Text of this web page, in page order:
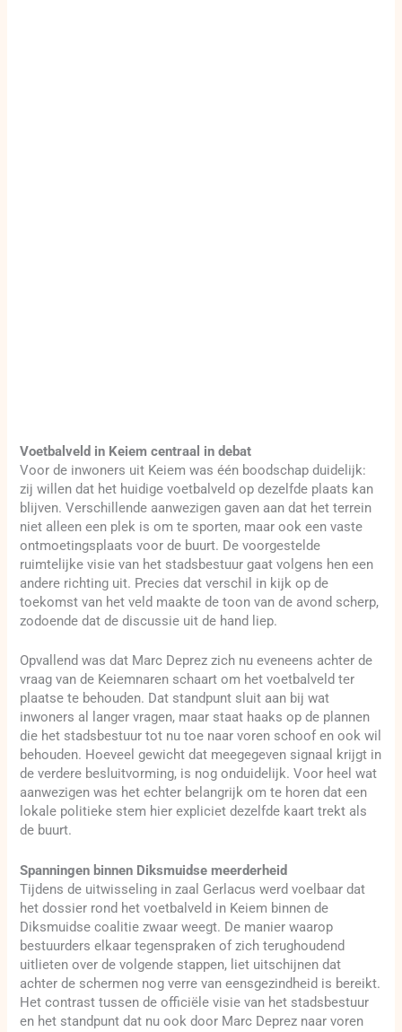
Voetbalveld in Keiem centraal in debat
Voor de inwoners uit Keiem was één boodschap duidelijk:
zij willen dat het huidige voetbalveld op dezelfde plaats kan
blijven. Verschillende aanwezigen gaven aan dat het terrein
niet alleen een plek is om te sporten, maar ook een vaste
ontmoetingsplaats voor de buurt. De voorgestelde
ruimtelijke visie van het stadsbestuur gaat volgens hen een
andere richting uit. Precies dat verschil in kijk op de
toekomst van het veld maakte de toon van de avond scherp,
zodoende dat de discussie uit de hand liep.
Opvallend was dat Marc Deprez zich nu eveneens achter de
vraag van de Keiemnaren schaart om het voetbalveld ter
plaatse te behouden. Dat standpunt sluit aan bij wat
inwoners al langer vragen, maar staat haaks op de plannen
die het stadsbestuur tot nu toe naar voren schoof en ook wil
behouden. Hoeveel gewicht dat meegegeven signaal krijgt in
de verdere besluitvorming, is nog onduidelijk. Voor heel wat
aanwezigen was het echter belangrijk om te horen dat een
lokale politieke stem hier expliciet dezelfde kaart trekt als
de buurt.
Spanningen binnen Diksmuidse meerderheid
Tijdens de uitwisseling in zaal Gerlacus werd voelbaar dat
het dossier rond het voetbalveld in Keiem binnen de
Diksmuidse coalitie zwaar weegt. De manier waarop
bestuurders elkaar tegenspraken of zich terughoudend
uitlieten over de volgende stappen, liet uitschijnen dat
achter de schermen nog verre van eensgezindheid is bereikt.
Het contrast tussen de officiële visie van het stadsbestuur
en het standpunt dat nu ook door Marc Deprez naar voren